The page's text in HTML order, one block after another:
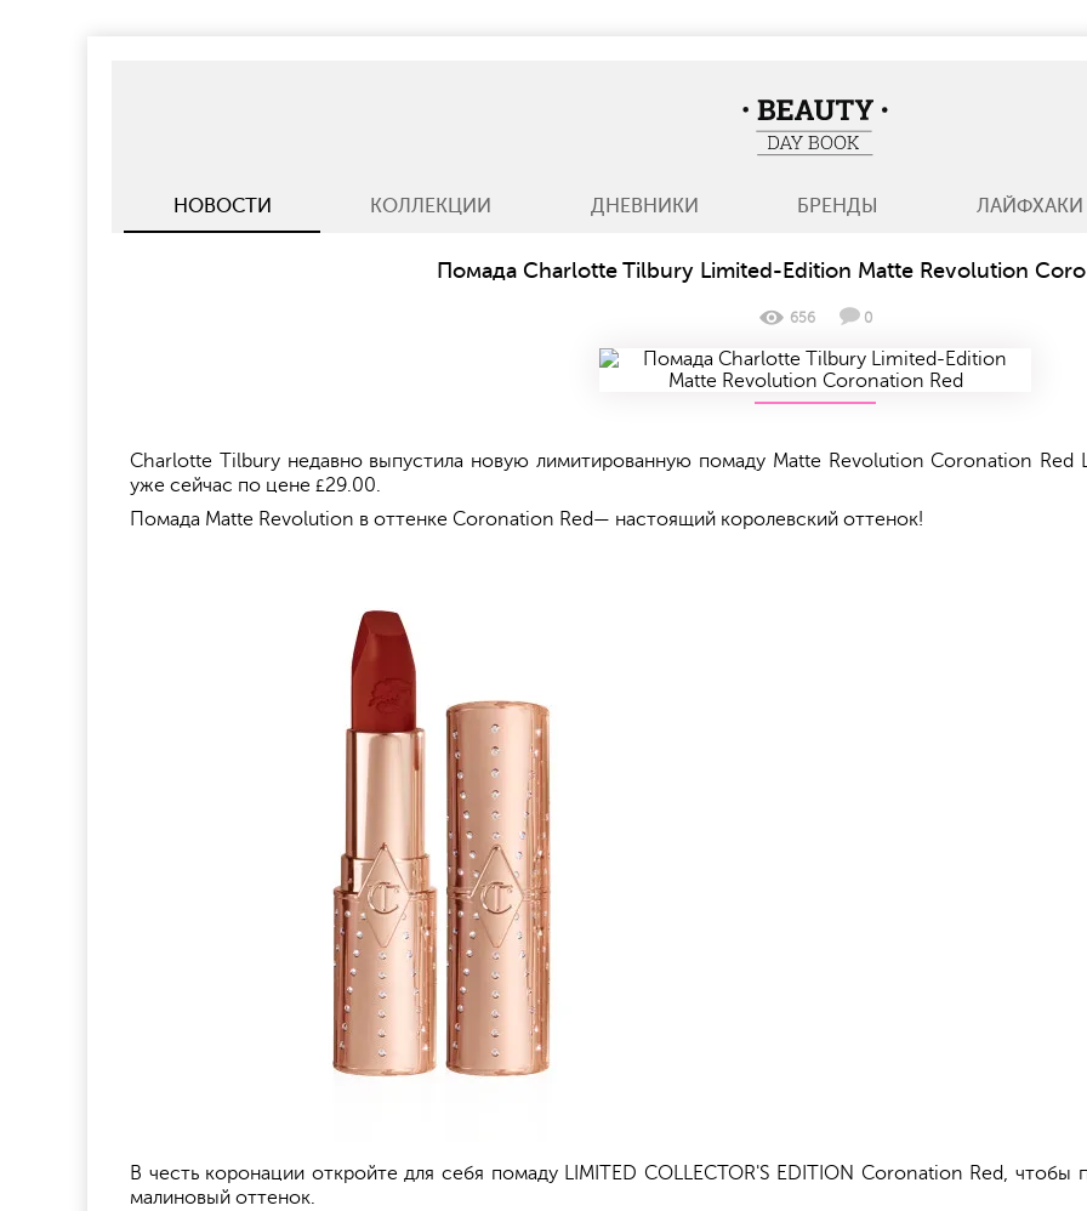
НОВОСТИ КОЛЛЕКЦИИ ДНЕВНИКИ БРЕНДЫ ЛАЙФХАКИ
BeautyDayBook
Помада Charlotte Tilbury Limited-Edition Matte Revolution
656 0
Charlotte Tilbury недавно выпустила новую лимитированную помаду Matte Revolution Coronation Red
уже сейчас по цене £29.00.
Помада Matte Revolution в оттенке Coronation Red— настоящий королевский оттенок!
В честь коронации откройте для себя помаду LIMITED COLLECTOR'S EDITION Coronation Red,
малиновый оттенок.